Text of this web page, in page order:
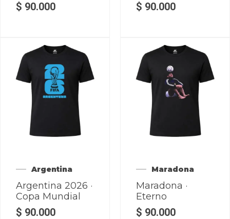
$ 90.000 $ 90.000
Argentina
Argentina 2026 ·
Copa Mundial
$ 90.000
Maradona
Maradona ·
Eterno
$ 90.000